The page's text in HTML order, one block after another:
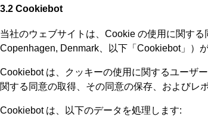
3.2 Cookiebot
当社のウェブサイトは、Cookie の使用に関す
Copenhagen, Denmark、以下「Cookiebot」）
Cookiebot は、クッキーの使用に関するユーザ
関する同意の取得、その同意の保存、およびレ
Cookiebot は、以下のデータを処理します: